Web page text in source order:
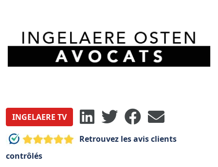
INGELAERE TV
Retrouvez les avis clients
contrôlés